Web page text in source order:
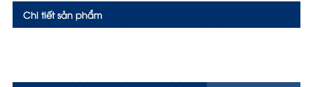
Chi tiết sản phẩm